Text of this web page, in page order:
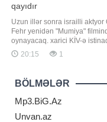
qayıdır
Uzun illər sonra israilli aktyor
Fehr yenidən "Mumiya"
oynayacaq. xarici KİV-ə
xəbər verir ki, aktyor yeni
filmdə Ardet Bəy obrazını bir
trilogiyanın davamı olacaq.
Brendan Freyzer və Reyçel
ilk hissələrdək
20:15 1
BÖLMƏLƏR
Mp3.BiG.Az
Unvan.az